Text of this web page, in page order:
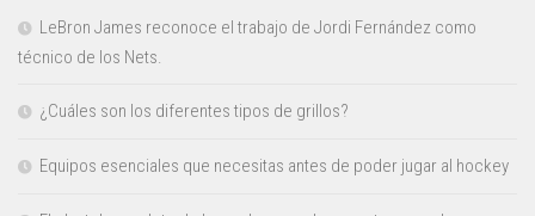
LeBron James reconoce el trabajo de Jordi Fernández como
técnico de los Nets.
¿Cuáles son los diferentes tipos de grillos?
Equipos esenciales que necesitas antes de poder jugar al hockey